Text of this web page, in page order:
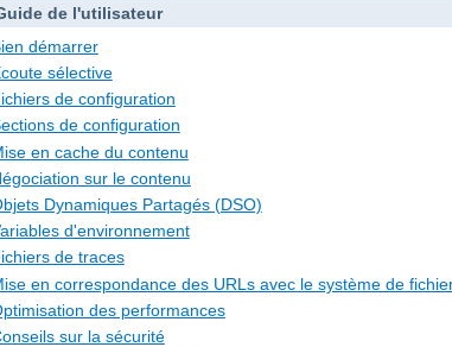
de l'utilisateur
démarrer
sélective
de configuration
de configuration
en cache du contenu
sur le contenu
Dynamiques Partagés (DSO)
d'environnement
de traces
en correspondance des URLs avec le système de
des performances
sur la sécurité